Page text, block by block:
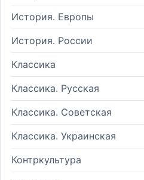
История. Европы
История. России
Классика
Классика. Русская
Классика. Советская
Классика. Украинская
Контркультура